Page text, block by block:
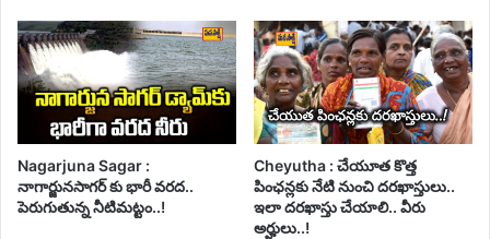
Nagarjuna Sagar :
నాగార్జునసాగర్ కు భారీ వరద..
పెరుగుతున్న నీటిమట్టం..!
Cheyutha : చేయూత కొత్త
పింఛన్లకు నేటి నుంచి దరఖాస్తులు..
ఇలా దరఖాస్తు చేయాలి.. వీరు
అర్హులు..!